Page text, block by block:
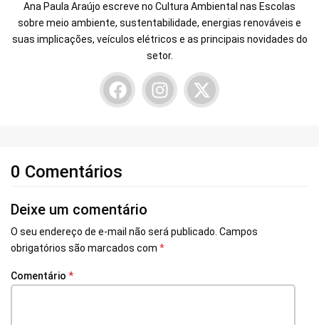
Ana Paula Araújo escreve no Cultura Ambiental nas Escolas
sobre meio ambiente, sustentabilidade, energias renováveis e
suas implicações, veículos elétricos e as principais novidades do
setor.
0 Comentários
Deixe um comentário
O seu endereço de e-mail não será publicado. Campos
obrigatórios são marcados com *
Comentário *